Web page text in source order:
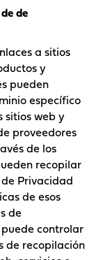
de
a sitios
y
pueden
específico
sitios web y
proveedores
de los
recopilar
Privacidad
de esos
de
controlar
de recopilación